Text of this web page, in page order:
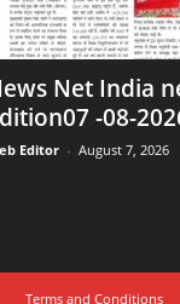
Net India
-08-
Editor - August 7, 2026
Terms and Conditions